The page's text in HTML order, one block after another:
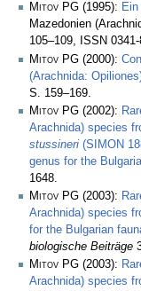
Mitov PG (1995):
Mazedonien
105–109, ISSN 0341-
Mitov PG (2000):
(Arachnida:
S. 159–169.
Mitov PG (2002):
Arachnida) species
stussineri (SIMON
genus for the
1648.
Mitov PG (2003):
Arachnida) species
for the Bulgarian
biologische Beiträge
Mitov PG (2003):
Arachnida) species